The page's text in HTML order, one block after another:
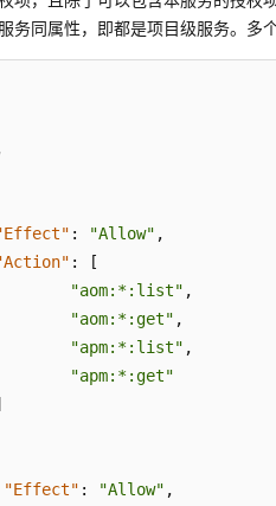
务同属性，即都是项目级服务。多
: "Allow" ,
:
[
"aom:*:list" ,
"aom:*:get" ,
"apm:*:list" ,
"apm:*:get"
"Effect" : "Allow" ,